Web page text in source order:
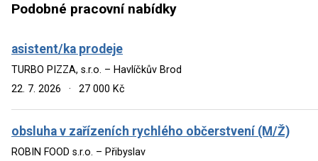
Podobné pracovní nabídky
asistent/ka prodeje
TURBO PIZZA, s.r.o. – Havlíčkův Brod
22. 7. 2026
· 27 000 Kč
obsluha v zařízeních rychlého občerstvení (M/Ž)
ROBIN FOOD s.r.o. – Přibyslav